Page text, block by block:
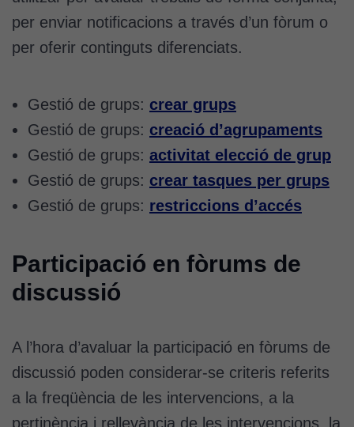
per enviar notificacions a través d’un fòrum o
per oferir continguts diferenciats.
Gestió de grups: crear grups
Gestió de grups: creació d’agrupaments
Gestió de grups: activitat elecció de grup
Gestió de grups: crear tasques per grups
Gestió de grups: restriccions d’accés
Participació en fòrums de
discussió
A l’hora d’avaluar la participació en fòrums de
discussió poden considerar-se criteris referits
a la freqüència de les intervencions, a la
pertinència i rellevància de les intervencions, la
perquè el
lloc web
funcioni.
Cookies
d'anàlisi
Utilitzem
cookies de
Google
Analytics
per tal que
funcionalitat
funció de
com aquest
lloc web
s'utilitzi.